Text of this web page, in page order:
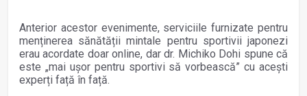
Anterior acestor evenimente, serviciile furnizate pentru
menținerea sănătății mintale pentru sportivii japonezi
erau acordate doar online, dar dr. Michiko Dohi spune că
este „mai ușor pentru sportivi să vorbească” cu acești
experți față în față.